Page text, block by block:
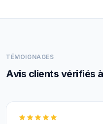
TÉMOIGNAGES
Avis clients vérifiés